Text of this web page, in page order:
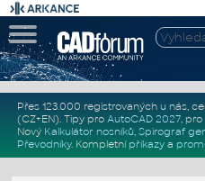
Přes 123.000 registrovaných u nás,
(CZ+EN). Tipy pro AutoCAD 2027, pro
Nový Kalkulátor nosníků, Spirograf
Převodníky. Kompletní příkazya